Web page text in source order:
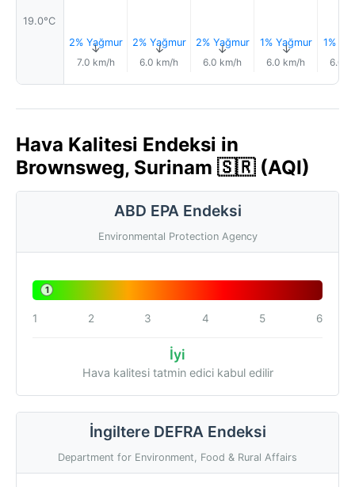
19.0°C
2% Yağmur
↑
7.0 km/h
2% Yağmur
↑
6.0 km/h
2% Yağmur
↑
6.0 km/h
1% Yağmur
↑
6.0 km/h
1%
6.0
Hava Kalitesi Endeksi in
Brownsweg, Surinam 🇸🇷 (AQI)
ABD EPA Endeksi
Environmental Protection Agency
1
1 2 3 4 5 6
İyi
Hava kalitesi tatmin edici kabul edilir
İngiltere DEFRA Endeksi
Department for Environment, Food & Rural Affairs